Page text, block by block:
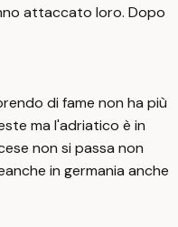
attaccato loro. Dopo
di fame non ha più
ma l'adriatico è in
non si passa non
in germania anche